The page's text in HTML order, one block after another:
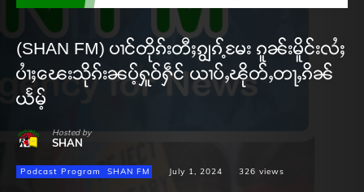
(SHAN FM) ပၢင်တိုၵ်းတီႈၵျွၵ့်မႄး ၵူၼ်းမိူင်းလႆႈ
ပၢႆႈၽေးသိုၵ်းၼပ့်ႁူဝ်ႁဵင် ယၢပ်ႇၽိုတ်ႇတႃႇၵိၼ်
ယႅမ့်
Hosted by
SHAN
Podcast Program SHAN FM July 1, 2024 326 views